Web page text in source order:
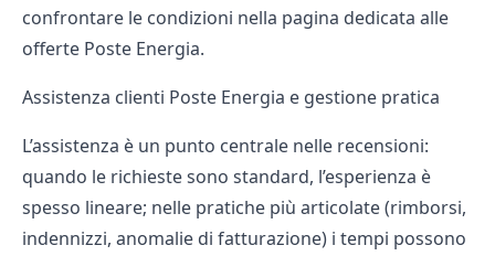
confrontare le condizioni nella pagina dedicata alle
offerte Poste Energia.
Assistenza clienti Poste Energia e gestione pratica
L’assistenza è un punto centrale nelle recensioni:
quando le richieste sono standard, l’esperienza è
spesso lineare; nelle pratiche più articolate (rimborsi,
indennizzi, anomalie di fatturazione) i tempi possono